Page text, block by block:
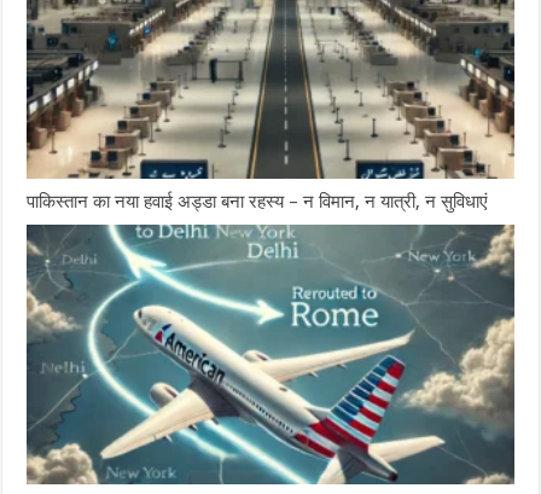
पाकिस्तान का नया हवाई अड्डा बना रहस्य – न विमान, न यात्री, न सुविधाएं